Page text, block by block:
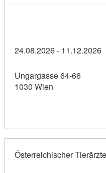
24.08.2026 - 11.12.2026
Ungargasse 64-66
1030 Wien
Österreichischer